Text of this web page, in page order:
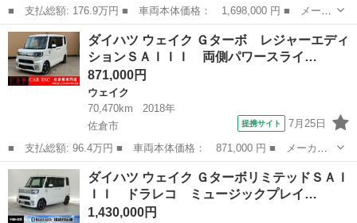
■ 支払総額: 176.9万円 ■ 車両本体価格： 1,698,000 円 ■ メーカ
ー名： ダイハツ ■ 車種名： ウェイク ■ グレード名： Ｇター
ボＶＳ ＳＡＩＩＩ ４ＷＤ ターボ ８型ナビ／ＴＶ／ＢＴ／ＵＳ
Ｂ／ＤＶ...
千葉 市原市 ウェイク
ダイハツ ウェイク Ｇターボ レジャーエディ
ションＳＡＩＩＩ 両側パワースライ…
871,000円
ウェイク
70,470km
2018年
佐倉市
提携サイト 7月25日
■ 支払総額: 96.4万円 ■ 車両本体価格： 871,000 円 ■ メーカー
名： ダイハツ ■ 車種名： ウェイク ■ グレード名： Ｇター
ボ レジャーエディションＳＡＩＩＩ 両側パワースライドドア 純
正８インチナビ...
千葉 佐倉市 ウェイク
ダイハツ ウェイク ＧターボリミテッドＳＡＩ
ＩＩ ドラレコ ミュージックプレイ…
1,430,000円